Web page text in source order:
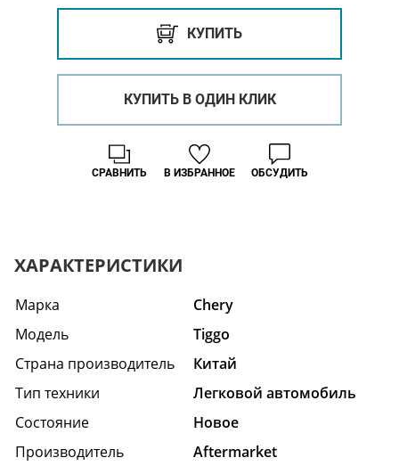
КУПИТЬ
КУПИТЬ В ОДИН КЛИК
В ИЗБРАННОЕ
СРАВНИТЬ ОБСУДИТЬ
ХАРАКТЕРИСТИКИ
Марка
Chery
Модель
Tiggo
Страна производитель
Китай
Тип техники
Легковой автомобиль
Состояние
Hовое
Производитель
Aftermarket